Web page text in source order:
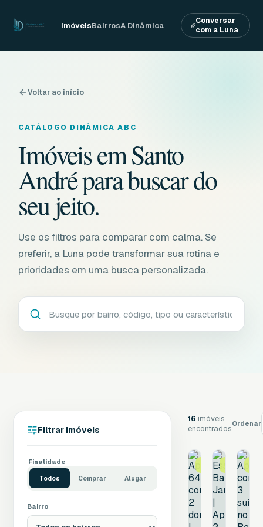
ImóveisBairrosA Dinâmica
Conversar
com a Luna
Voltar ao início
CATÁLOGO DINÂMICA ABC
Imóveis em Santo
André para buscar do
seu jeito.
Use os filtros para comparar com calma. Se
preferir, a Luna pode transformar sua rotina e
prioridades em uma busca personalizada.
Filtrar imóveis
Finalidade
Todos Comprar Alugar
Bairro
16 imóveis
encontradosOrdenar
Apartamento de
O